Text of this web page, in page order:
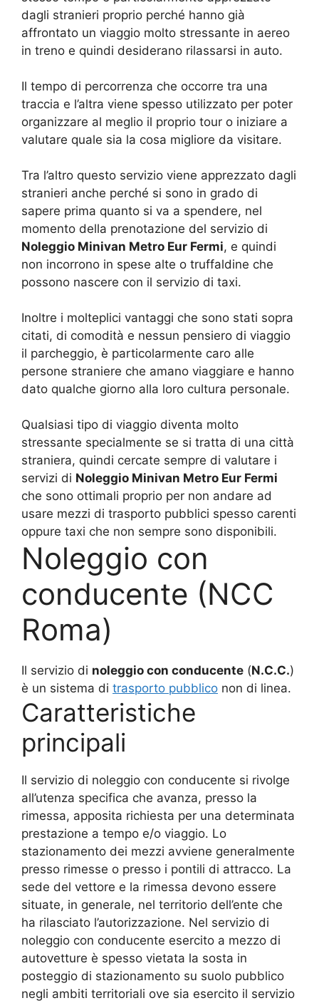
dagli stranieri proprio perché hanno già
affrontato un viaggio molto stressante in aereo
in treno e quindi desiderano rilassarsi in auto.
Il tempo di percorrenza che occorre tra una
traccia e l’altra viene spesso utilizzato per poter
organizzare al meglio il proprio tour o iniziare a
valutare quale sia la cosa migliore da visitare.
Tra l’altro questo servizio viene apprezzato dagli
stranieri anche perché si sono in grado di
sapere prima quanto si va a spendere, nel
momento della prenotazione del servizio di
Noleggio Minivan Metro Eur Fermi, e quindi
non incorrono in spese alte o truffaldine che
possono nascere con il servizio di taxi.
Inoltre i molteplici vantaggi che sono stati sopra
citati, di comodità e nessun pensiero di viaggio
il parcheggio, è particolarmente caro alle
persone straniere che amano viaggiare e hanno
dato qualche giorno alla loro cultura personale.
Qualsiasi tipo di viaggio diventa molto
stressante specialmente se si tratta di una città
straniera, quindi cercate sempre di valutare i
servizi di Noleggio Minivan Metro Eur Fermi
che sono ottimali proprio per non andare ad
usare mezzi di trasporto pubblici spesso carenti
oppure taxi che non sempre sono disponibili.
Noleggio con
conducente (NCC
Roma)
Il servizio di noleggio con conducente (N.C.C.)
è un sistema di trasporto pubblico non di linea.
Caratteristiche
principali
Il servizio di noleggio con conducente si rivolge
all’utenza specifica che avanza, presso la
rimessa, apposita richiesta per una determinata
prestazione a tempo e/o viaggio. Lo
stazionamento dei mezzi avviene generalmente
presso rimesse o presso i pontili di attracco. La
sede del vettore e la rimessa devono essere
situate, in generale, nel territorio dell’ente che
ha rilasciato l’autorizzazione. Nel servizio di
noleggio con conducente esercito a mezzo di
autovetture è spesso vietata la sosta in
posteggio di stazionamento su suolo pubblico
negli ambiti territoriali ove sia esercito il servizio